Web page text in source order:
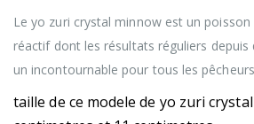
Le yo zuri crystal minnow est un
réactif dont les résultats réguliers
un incontournable pour tous les
taille de ce modele de yo zuri